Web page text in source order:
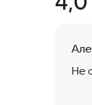
тебе
Не